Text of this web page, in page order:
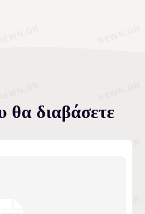
θα διαβάσετε